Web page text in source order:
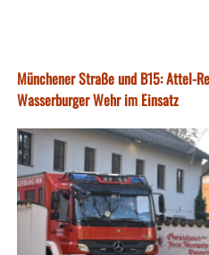
Münchener Straße und B15: Attel-
Wasserburger Wehr im Einsatz